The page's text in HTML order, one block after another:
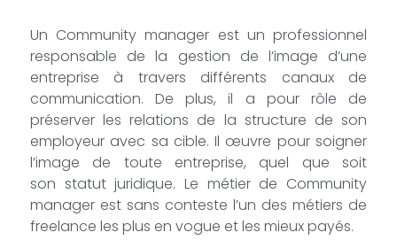
Un Community manager est un professionnel
responsable de la gestion de l’image d’une
entreprise à travers différents canaux de
communication. De plus, il a pour rôle de
préserver les relations de la structure de son
employeur avec sa cible. Il œuvre pour soigner
l’image de toute entreprise, quel que soit
son statut juridique. Le métier de Community
manager est sans conteste l’un des métiers de
freelance les plus en vogue et les mieux payés.